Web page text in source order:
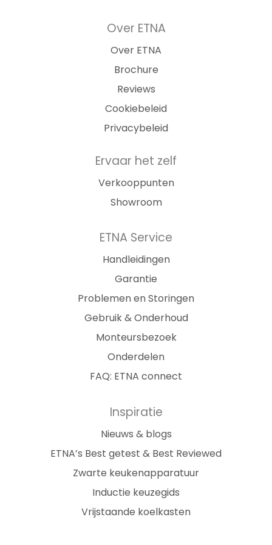
Over ETNA
Over ETNA
Brochure
Reviews
Cookiebeleid
Privacybeleid
Ervaar het zelf
Verkooppunten
Showroom
ETNA Service
Handleidingen
Garantie
Problemen en Storingen
Gebruik & Onderhoud
Monteursbezoek
Onderdelen
FAQ: ETNA connect
Inspiratie
Nieuws & blogs
ETNA’s Best getest & Best Reviewed
Zwarte keukenapparatuur
Inductie keuzegids
Vrijstaande koelkasten